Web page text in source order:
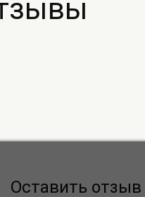
Оставить отзыв